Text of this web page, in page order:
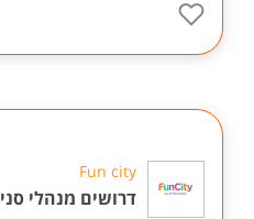
Fun city
דרושים מנהלי